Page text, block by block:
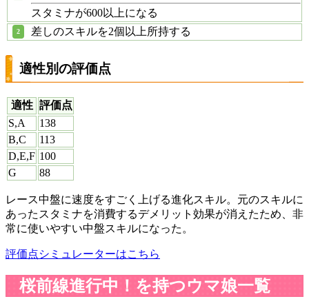
スタミナが600以上になる
差しのスキルを2個以上所持する
適性別の評価点
適性 評価点
S,A
138
B,C
113
D,E,F 100
G
88
レース中盤に速度をすごく上げる進化スキル。元のスキルに
あったスタミナを消費するデメリット効果が消えたため、非
常に使いやすい中盤スキルになった。
評価点シミュレーターはこちら
桜前線進行中！を持つウマ娘一覧